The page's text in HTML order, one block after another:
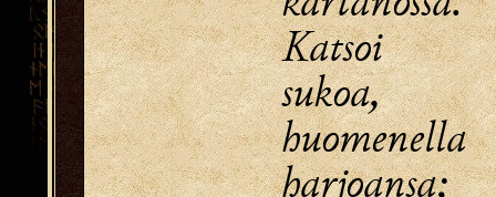
Katsoi
sukoa,
huomenella
harjoansa;